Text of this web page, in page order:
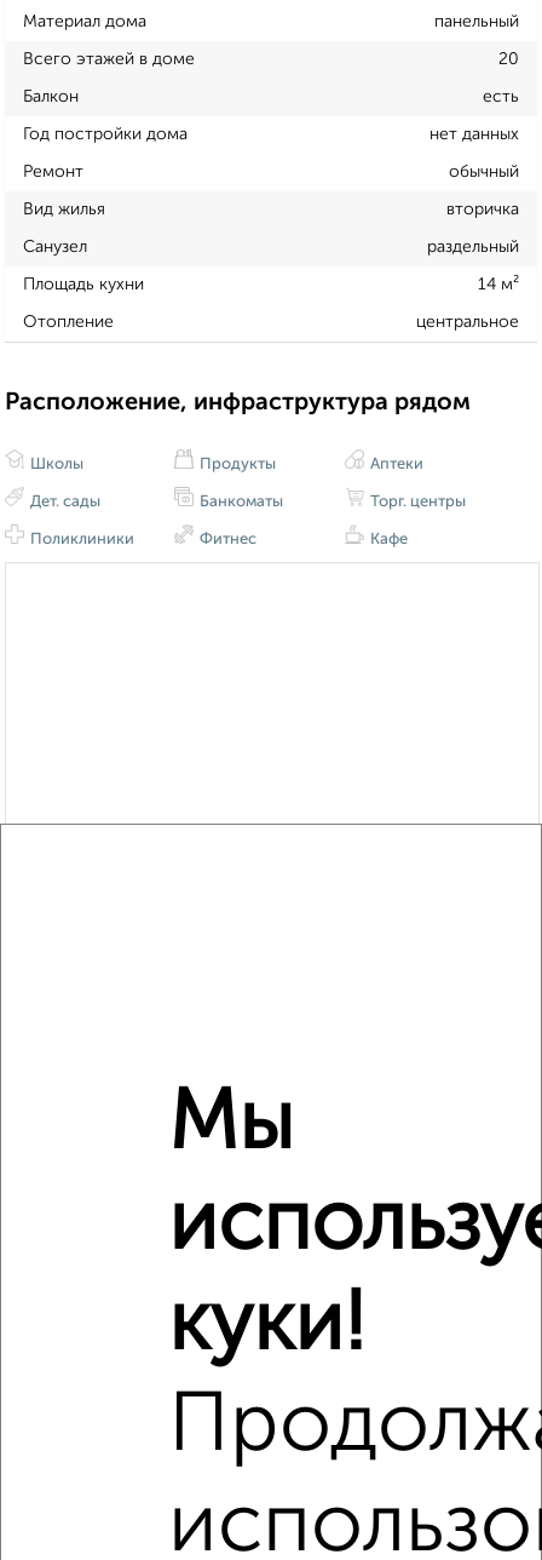
Материал дома панельный
Всего этажей в доме 20
Балкон есть
Год постройки дома нет данных
Ремонт обычный
Вид жилья вторичка
Санузел раздельный
Площадь кухни 14 м²
Отопление центральное
Расположение, инфраструктура рядом
Школы
Дет. сады
Поликлиники
Продукты
Банкоматы
Фитнес
Аптеки
Торг. центры
Кафе
8 700 000
14 310 297₽
Средняя цена район
Средняя цена по городу
Похожие предложения рядом
Мы
куки!